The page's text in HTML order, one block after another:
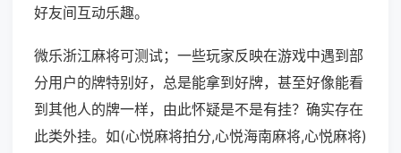
好友间互动乐趣。
微乐浙江麻将可测试；一些玩家反映在游戏中遇到部
分用户的牌特别好，总是能拿到好牌，甚至好像能看
到其他人的牌一样，由此怀疑是不是有挂？确实存在
此类外挂。如(心悦麻将拍分,心悦海南麻将,心悦麻将)